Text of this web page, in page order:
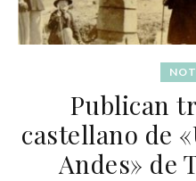
Publican
castellano de
Andes» de